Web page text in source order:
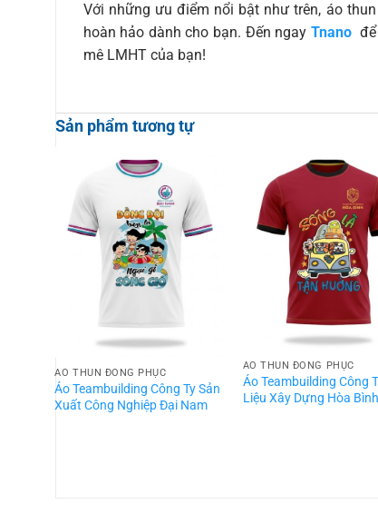
Với những ưu điểm nổi bật như trên, áo
hoàn hảo dành cho bạn. Đến ngay Tnanođể
mê LMHT của bạn!
Sản phẩm tương tự
ÁO THUN ĐỒNG PHỤC
Áo Teambuilding Công Ty Sản
Xuất Công Nghiệp Đại Nam
ÁO THUN ĐỒNG PHỤC
Áo Teambuilding Công
Liệu Xây Dựng Hòa Bình